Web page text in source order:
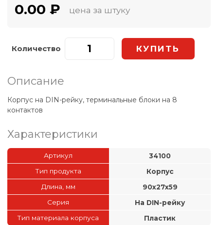
0.00 ₽ цена за штуку
Количество
Описание
Корпус на DIN-рейку, терминальные блоки на 8
контактов
Характеристики
Артикул
34100
Тип продукта
Корпус
Длина, мм
90x27x59
Серия
На DIN-рейку
Тип материала корпуса
Пластик